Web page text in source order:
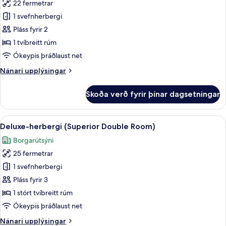
fyrir
Deluxe-
herbergi
(Dorsett)
22 fermetrar
1 svefnherbergi
Pláss fyrir 2
1 tvíbreitt rúm
Ókeypis þráðlaust net
Nánari upplýsingar
Nánari
herbergi
(Dorsett)
Skoða verð fyrir þínar dagsetningar
Skoða
allar
myndir
fyrir
Deluxe-
herbergi
(Superior
Double
Room)
Deluxe-herbergi (Superior Double
5
Deluxe-herbergi (Superior Double Room)
Borgarútsýni
25 fermetrar
1 svefnherbergi
Pláss fyrir 3
1 stórt tvíbreitt rúm
Ókeypis þráðlaust net
Nánari upplýsingar
Nánari